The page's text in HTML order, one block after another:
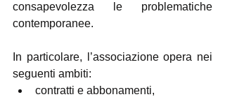
consapevolezza le problematiche
contemporanee.
In particolare, l’associazione opera nei
seguenti ambiti:
contratti e abbonamenti,